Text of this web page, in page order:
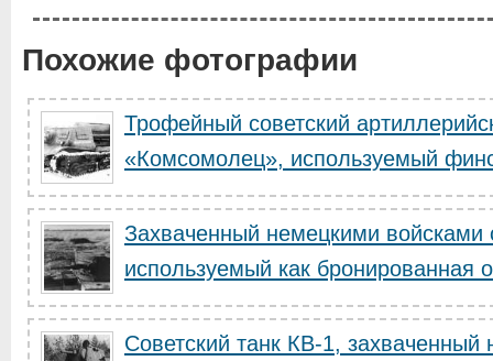
Похожие фотографии
Трофейный советский
«Комсомолец», используемый
Захваченный немецкими войсками
используемый как бронированная
Советский танк КВ-1,